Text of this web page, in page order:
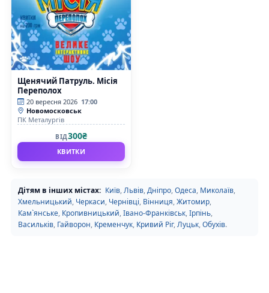
Щенячий Патруль. Місія
Переполох
20 вересня 2026 17:00
Новомосковськ
ПК Металургів
ВІД300₴
КВИТКИ
Дітям в інших містах: Київ,Львів,Дніпро,Одеса, Миколаїв,
Хмельницький, Черкаси, Чернівці, Вінниця,Житомир,
Кам`янське, Кропивницький,Івано-Франківськ,Ірпінь,
Васильків, Гайворон, Кременчук, Кривий Ріг,Луцьк,Обухів.